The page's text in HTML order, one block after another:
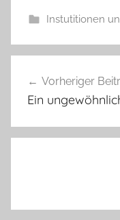
Instutitionen
Vorheriger
Ein